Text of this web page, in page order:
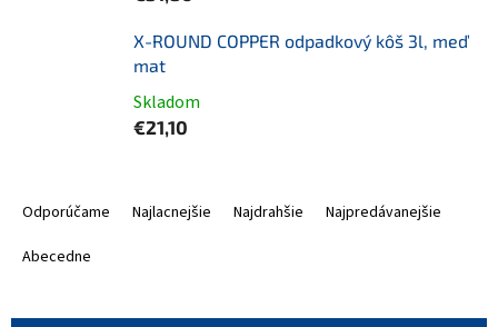
X-ROUND COPPER odpadkový kôš 3l, meď
mat
Skladom
€21,10
Odporúčame Najlacnejšie Najdrahšie
Najpredávanejšie
Abecedne